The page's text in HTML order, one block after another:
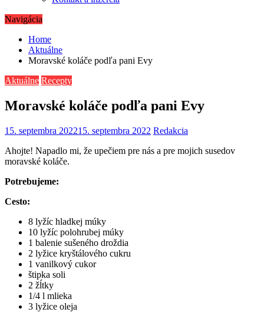
Navigácia
Home
Aktuálne
Moravské koláče podľa pani Evy
Aktuálne Recepty
Moravské koláče podľa pani Evy
15. septembra 202215. septembra 2022 Redakcia
Ahojte! Napadlo mi, že upečiem pre nás a pre mojich susedov
moravské koláče.
Potrebujeme:
Cesto:
8 lyžíc hladkej múky
10 lyžíc polohrubej múky
1 balenie sušeného droždia
2 lyžice kryštálového cukru
1 vanilkový cukor
štipka soli
2 žĺtky
1/4 l mlieka
3 lyžice oleja